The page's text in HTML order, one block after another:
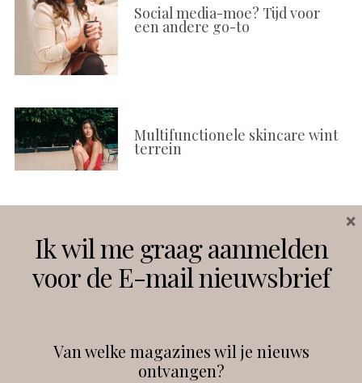
Social media-moe? Tijd voor
een andere go-to
Multifunctionele skincare wint
terrein
Instagram Facebook
Ik wil me graag aanmelden
voor de E-mail nieuwsbrief
Van welke magazines wil je nieuws
ontvangen?
×